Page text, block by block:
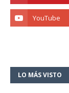
LO MÁS VISTO